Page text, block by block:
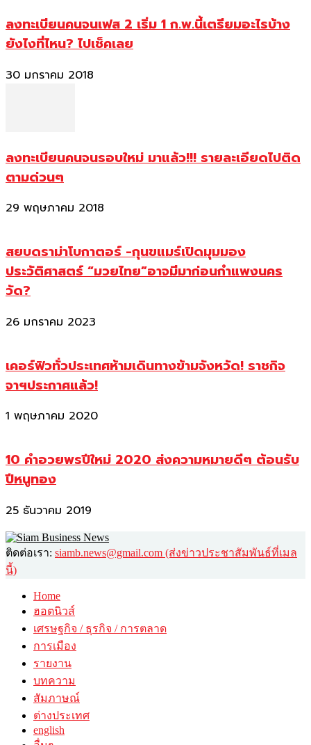
ลงทะเบียนคนจนเฟส 2 เริ่ม 1 ก.พ.นี้เตรียมอะไรบ้าง
ยังไงที่ไหน? ไปเช็คเลย
30 มกราคม 2018
ลงทะเบียนคนจนรอบใหม่ มาแล้ว!!! รายละเอียดไปติด
ตามด่วนๆ
29 พฤษภาคม 2018
สยบดราม่าโบกาตอร์ -กุนขแมร์เปิดมุมมอง
ประวัติศาสตร์ “มวยไทย”อาจมีมาก่อนกำแพงนคร
วัด?
26 มกราคม 2023
เคอร์ฟิวทั่วประเทศห้ามเดินทางข้ามจังหวัด! ราชกิจ
จาฯประกาศแล้ว!
1 พฤษภาคม 2020
10 คำอวยพรปีใหม่ 2020 ส่งความหมายดีๆ ต้อนรับ
ปีหนูทอง
25 ธันวาคม 2019
ติดต่อเรา: siamb.news@gmail.com (ส่งข่าวประชาสัมพันธ์ที่เมล
นี้)
Home
ฮอตนิวส์
เศรษฐกิจ / ธุรกิจ / การตลาด
การเมือง
รายงาน
บทความ
สัมภาษณ์
ต่างประเทศ
english